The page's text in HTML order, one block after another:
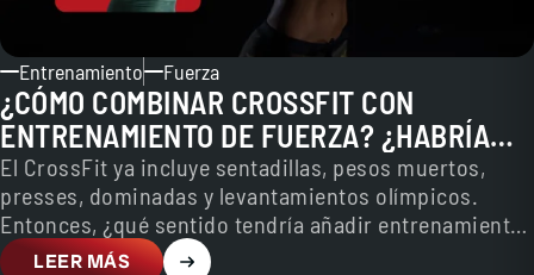
Entrenamiento Fuerza
¿CÓMO COMBINAR CROSSFIT CON
ENTRENAMIENTO DE FUERZA? ¿HABRÍA
QUE HACER LOS DOS?
El CrossFit ya incluye sentadillas, pesos muertos,
presses, dominadas y levantamientos olímpicos.
Entonces, ¿qué sentido tendría añadir entrenamiento
de fuerza? La respuesta depende de…
LEER MÁS